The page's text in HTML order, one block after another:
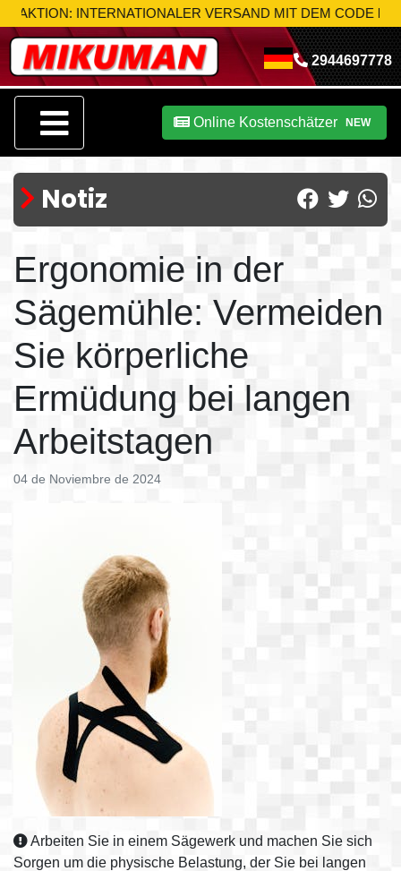
INTERNATIONALER VERSAND MIT DEM CODEMIK-S10
2944697778
Online Kostenschätzer NEW
Notiz
Ergonomie in der
Sägemühle: Vermeiden
Sie körperliche
Ermüdung bei langen
Arbeitstagen
04 de Noviembre de 2024
Arbeiten Sie in einem Sägewerk und machen Sie sich
Sorgen um die physische Belastung, der Sie bei langen